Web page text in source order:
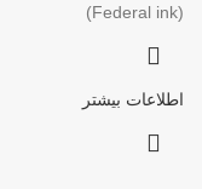
(Federal ink)
اطلاعات بیشتر